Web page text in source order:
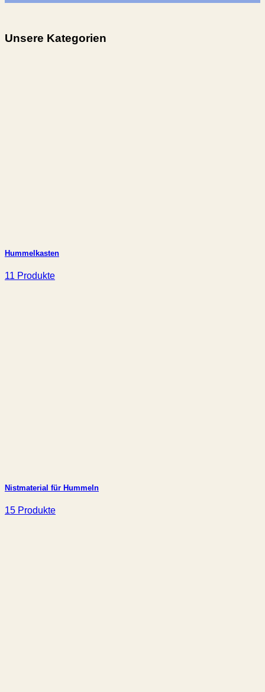
Unsere Kategorien
Hummelkasten
11 Produkte
Nistmaterial für Hummeln
15 Produkte